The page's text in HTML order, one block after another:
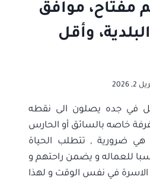
مفتاح، موافق
وأقل
2, 2026
في جده يصلون الى نقطه
خاصه بالسائق أو الحارس
هي ضرورية , تتطلب الحياة
للعماله و يضمن راحتهم و
في نفس الوقت و لهذا